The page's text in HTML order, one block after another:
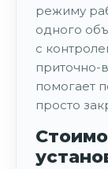
режиму
одного
с
приточно-
помогает
просто